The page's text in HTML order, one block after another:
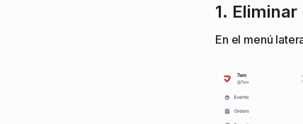
1.
En el menú